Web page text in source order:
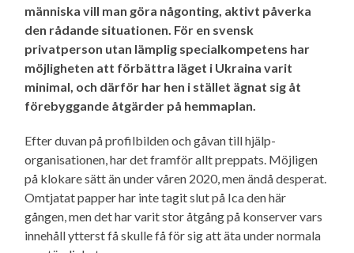
människa vill man göra någonting, aktivt påverka
den rådande situationen. För en svensk
privatperson utan lämplig special­kompetens har
möjligheten att förbättra läget i Ukraina varit
minimal, och därför har hen i stället ägnat sig åt
förebyggande åtgärder på hemmaplan.
Efter duvan på profilbilden och gåvan till hjälp­
organisationen, har det framför allt preppats. Möjligen
på klokare sätt än under våren 2020, men ändå desperat.
Omtjatat papper har inte tagit slut på Ica den här
gången, men det har varit stor åtgång på konserver vars
innehåll ytterst få skulle få för sig att äta under normala